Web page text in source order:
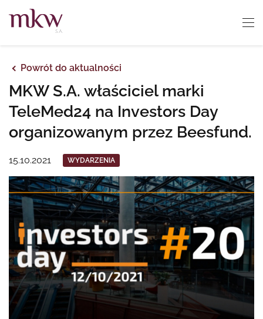
Powrót do aktualności
MKW S.A. właściciel marki
TeleMed24 na Investors Day
organizowanym przez Beesfund.
15.10.2021 WYDARZENIA